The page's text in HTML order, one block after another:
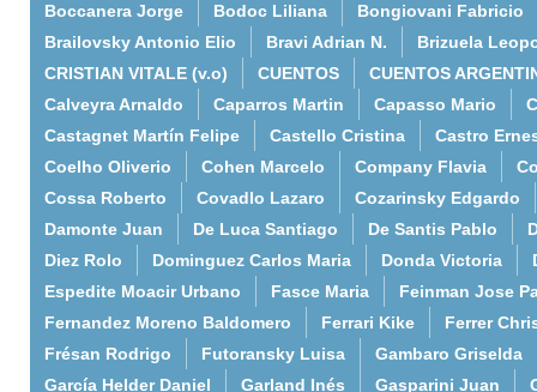
Boccanera Jorge
Bodoc Liliana
Bongiovani Fabricio
Brailovsky Antonio Elio
Bravi Adrian N.
Brizuela
CRISTIAN VITALE (v.o)
CUENTOS
CUENTOS
Calveyra Arnaldo
Caparros Martin Capasso Mario
Castagnet Martín Felipe
Castello Cristina
Castro
Coelho Oliverio
Cohen Marcelo Company Flavia
Cossa Roberto
Covadlo Lazaro
Cozarinsky Edgardo
Damonte Juan
De Luca Santiago De Santis Pablo
Diez Rolo
Dominguez Carlos Maria Donda Victoria
Espedite Moacir Urbano
Fasce Maria
Feinman Jose
Fernandez Moreno Baldomero
Ferrari Kike
Ferrer
Frésan Rodrigo
Futoransky Luisa
Gambaro Griselda
García Helder Daniel
Garland Inés Gasparini Juan